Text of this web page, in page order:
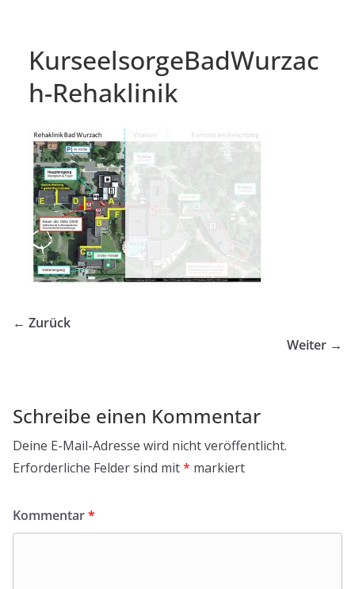
KurseelsorgeBadWurzac
h-Rehaklinik
← Zurück
Weiter →
Schreibe einen Kommentar
Deine E-Mail-Adresse wird nicht veröffentlicht.
Erforderliche Felder sind mit* markiert
Kommentar*